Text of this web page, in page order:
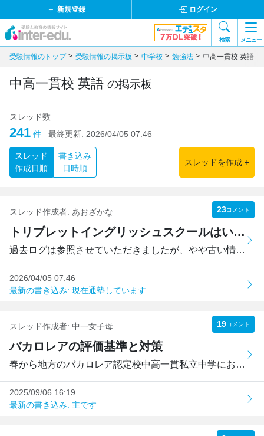
新規登録 ログイン
検索 メニュー
受験情報のトップ 受験情報の掲示板 中学校 勉強法 中高一貫校 英語
中高一貫校 英語 の掲示板
スレッド数
241 件 最終更新: 2026/04/05 07:46
スレッド
作成日順
書き込み
日時順
スレッドを作成 +
スレッド作成者: あおざかな 23コメント
トリプレットイングリッシュスクールはいかがですか？
過去ログは参照させていただきましたが、やや古い情報が多い...
2026/04/05 07:46
最新の書き込み: 現在通塾しています
スレッド作成者: 中一女子母 19コメント
バカロレアの評価基準と対策
春から地方のバカロレア認定校中高一貫私立中学にお世話にな...
2025/09/06 16:19
最新の書き込み: 主です